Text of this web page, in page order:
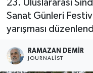
23. Uluslararası
Sanat Günleri
yarışması
RAMAZAN DEMİR
JOURNALIST